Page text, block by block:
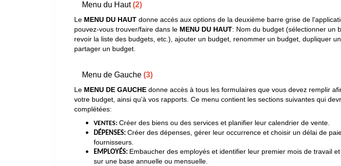
Menu du Haut(2)
Le MENU DU HAUT donne accès aux options de la deuxième barre grise de
pouvez-vous trouver/faire dans le MENU DU HAUT: Nom du budget (sélectionner un
revoir la liste des budgets, etc.), ajouter un budget, renommer un budget, dupliquer
partager un budget.
Menu de Gauche (3)
Le MENU DE GAUCHE donne accès à tous les formulaires que vous devez remplir
votre budget, ainsi qu’à vos rapports. Ce menu contient les sections suivantes qui
complétées:
VENTES: Créer des biens ou des services et planifier leur calendrier de vente.
DÉPENSES: Créer des dépenses, gérer leur occurrence et choisir un délai de
fournisseurs.
EMPLOYÉS: Embaucher des employés et identifier leur premier mois de travail
sur une base annuelle ou mensuelle.